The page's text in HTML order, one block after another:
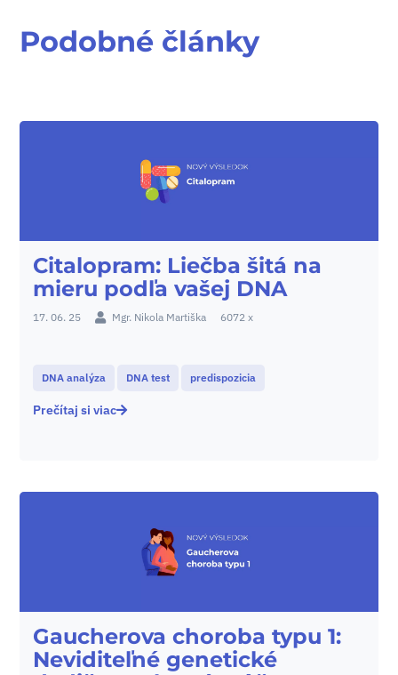
Podobné články
Citalopram: Liečba šitá na
mieru podľa vašej DNA
17. 06. 25 Mgr. Nikola Martiška 6072 x
DNA analýza DNA test predispozicia
Prečítaj si viac
Gaucherova choroba typu 1:
Neviditeľné genetické